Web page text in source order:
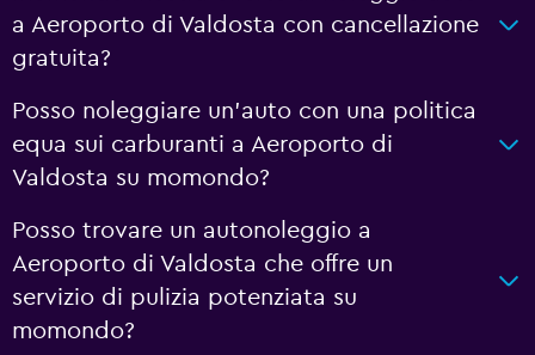
a Aeroporto di Valdosta con cancellazione
gratuita?
Posso noleggiare un'auto con una politica
equa sui carburanti a Aeroporto di
Valdosta su momondo?
Posso trovare un autonoleggio a
Aeroporto di Valdosta che offre un
servizio di pulizia potenziata su
momondo?